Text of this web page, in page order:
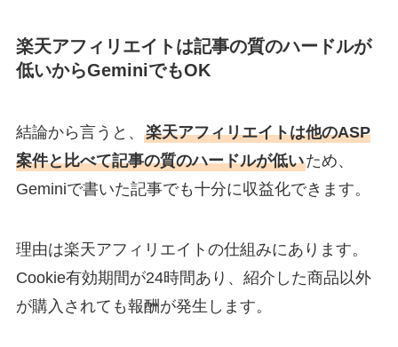
楽天アフィリエイトは記事の質のハードルが
低いからGeminiでもOK
結論から言うと、 楽天アフィリエイトは他のASP
案件と比べて記事の質のハードルが低いため、
Geminiで書いた記事でも十分に収益化できます。
理由は楽天アフィリエイトの仕組みにあります。
Cookie有効期間が24時間あり、紹介した商品以外
が購入されても報酬が発生します。